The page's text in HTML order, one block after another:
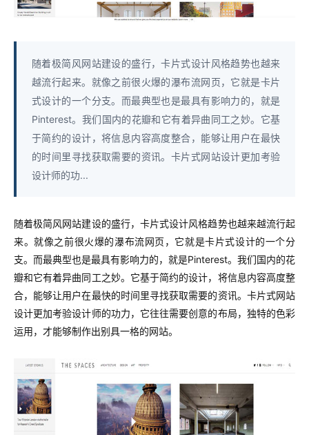
随着极简风网站建设的盛行，卡片式设计风格趋势也越来
越流行起来。就像之前很火爆的瀑布流网页，它就是卡片
式设计的一个分支。而最典型也是最具有影响力的，就是
Pinterest。我们国内的花瓣和它有着异曲同工之妙。它基
于简约的设计，将信息内容高度整合，能够让用户在最快
的时间里寻找获取需要的资讯。卡片式网站设计更加考验
设计师的功...
随着极简风网站建设的盛行，卡片式设计风格趋势也越来越流行起
来。就像之前很火爆的瀑布流网页，它就是卡片式设计的一个分
支。而最典型也是最具有影响力的，就是Pinterest。我们国内的花
瓣和它有着异曲同工之妙。它基于简约的设计，将信息内容高度整
合，能够让用户在最快的时间里寻找获取需要的资讯。卡片式网站
设计更加考验设计师的功力，它往往需要创意的布局，独特的色彩
运用，才能够制作出别具一格的网站。